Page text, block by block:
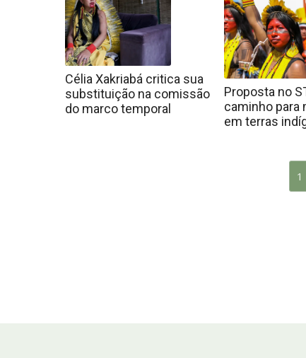
Célia Xakriabá critica sua
substituição na comissão
do marco temporal
Proposta no
caminho para
em terras
1